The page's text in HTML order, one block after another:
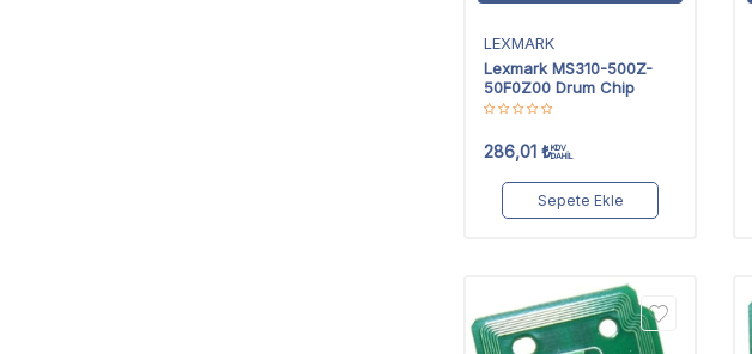
LEXMARK
Lexmark MS310-500Z-
50F0Z00 Drum Chip
286,01 ₺KDV
DAHİL
Sepete Ekle